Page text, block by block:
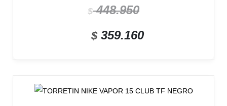
$448.950
$359.160